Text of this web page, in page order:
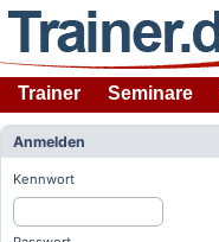
Trainer Seminare
Anmelden
Kennwort